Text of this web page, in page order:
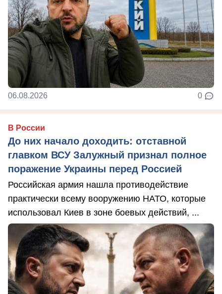
06.08.2026 0
В России
До них начало доходить: отставной
главком ВСУ Залужный признал полное
поражение Украины перед Россией
Российская армия нашла противодействие
практически всему вооружению НАТО, которые
использовал Киев в зоне боевых действий, ...